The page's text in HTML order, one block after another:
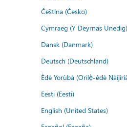
Čeština (Česko)
Cymraeg (Y Deyrnas Unedig)
Dansk (Danmark)
Deutsch (Deutschland)
Èdè Yorùbá (Orilẹ̀-èdè
Eesti (Eesti)
English (United States)